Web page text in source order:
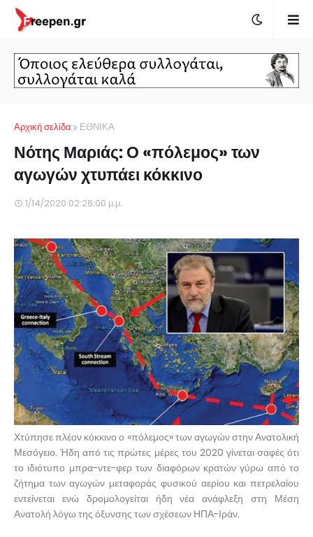
Αρχική σελίδα ΕΘΝΙΚΑ
Νότης Μαριάς: Ο «πόλεμος» των
αγωγών χτυπάει κόκκινο
1/14/2020 02:26:00 μ.μ.
Χτύπησε πλέον κόκκινο ο «πόλεμος» των αγωγών στην Ανατολική
Μεσόγειο. Ήδη από τις πρώτες μέρες του 2020 γίνεται σαφές ότι
το ιδιότυπο μπρα-ντε-φερ των διαφόρων κρατών γύρω από το
ζήτημα των αγωγών μεταφοράς φυσικού αερίου και πετρελαίου
εντείνεται ενώ δρομολογείται ήδη νέα ανάφλεξη στη Μέση
Ανατολή λόγω της όξυνσης των σχέσεων ΗΠΑ-Ιράν.